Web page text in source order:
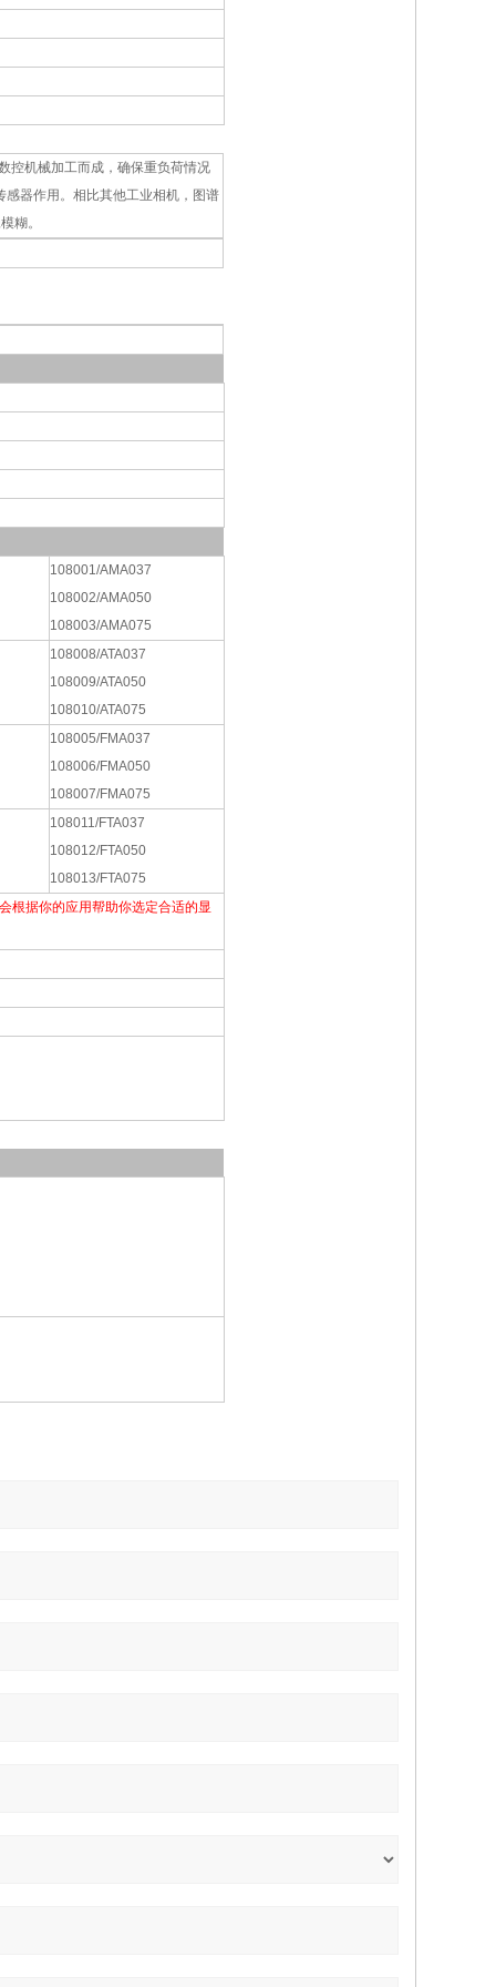
控机械加工而成，确保重负荷情况
器作用。相比其他工业相机，图谱
糊。
108001/AMA037
108002/AMA050
108003/AMA075
108008/ATA037
108009/ATA050
108010/ATA075
108005/FMA037
108006/FMA050
108007/FMA075
108011/FTA037
108012/FTA050
108013/FTA075
根据你的应用帮助你选定合适的显